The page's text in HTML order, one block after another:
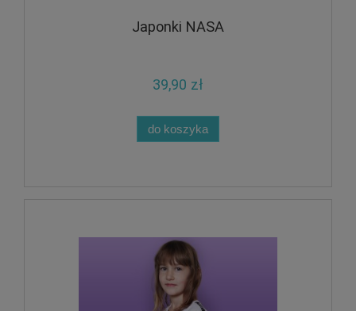
Japonki NASA
39,90 zł
do koszyka